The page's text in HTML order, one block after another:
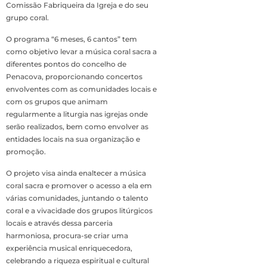
Comissão Fabriqueira da Igreja e do seu
grupo coral.
O programa “6 meses, 6 cantos” tem
como objetivo levar a música coral sacra a
diferentes pontos do concelho de
Penacova, proporcionando concertos
envolventes com as comunidades locais e
com os grupos que animam
regularmente a liturgia nas igrejas onde
serão realizados, bem como envolver as
entidades locais na sua organização e
promoção.
O projeto visa ainda enaltecer a música
coral sacra e promover o acesso a ela em
várias comunidades, juntando o talento
coral e a vivacidade dos grupos litúrgicos
locais e através dessa parceria
harmoniosa, procura-se criar uma
experiência musical enriquecedora,
celebrando a riqueza espiritual e cultural